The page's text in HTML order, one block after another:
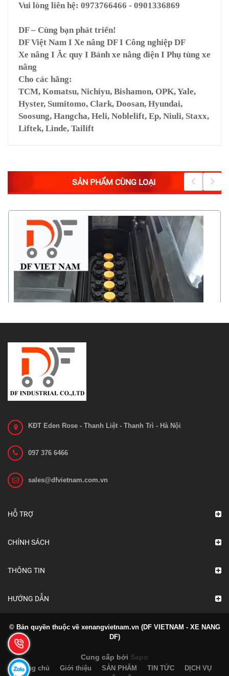
Vui lòng liên hệ: 0973766466 - 0901336869
DF – Cùng bạn phát triển!
DF Việt Nam I Xe nâng DF I Công nghiệp DF
Xe nâng I Ắc quy I Bánh xe nâng điện I Phụ tùng xe
nâng
Cho các hãng:
TCM, Komatsu, Nichiyu, Bishamon, OPK, Yale,
Hyster, Sumitomo, Clark, Doosan, Hyundai,
Soosung, Hangcha, Heli, Noblelift, Ep, Niuli, Staxx,
Liftek, Linde, Tailift
SẢN PHẨM CÙNG LOẠI
KĐT Eden Rose - Thanh Liệt - Thanh Trì - Hà Nội
097 376 6466
sales@dfvietnam.com.vn
HỖ TRỢ
CHÍNH SÁCH
THÔNG TIN
HƯỚNG DẪN
© Bản quyền thuộc về xenangvietnam.vn (DF VIETNAM - XE NANG
DF)
Cung cấp bởi Sapo
Trang chủ Giới thiệu SẢN PHẨM TIN TỨC
DỊCH VỤ